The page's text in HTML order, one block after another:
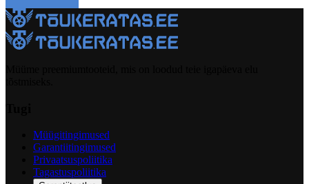
Müügitingimused
Garantiitingimused
Privaatsuspoliitika
Tagastuspoliitika